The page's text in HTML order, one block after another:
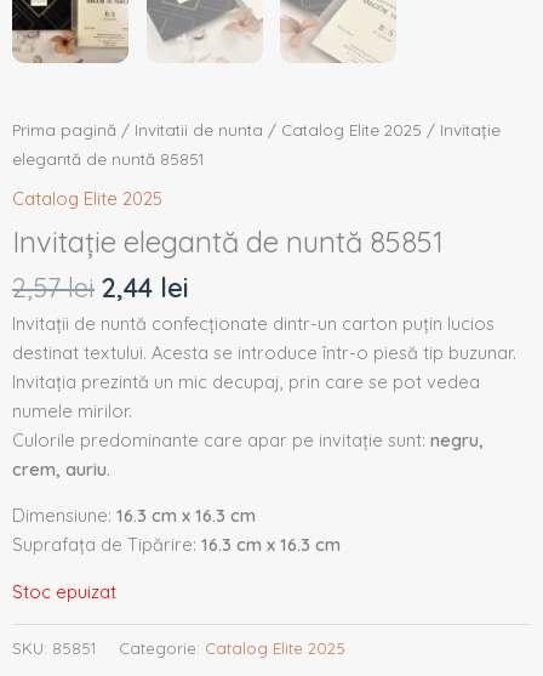
Prima pagină / Invitatii de nunta / Catalog Elite 2025 / Invitație
elegantă de nuntă 85851
Catalog Elite 2025
Invitație elegantă de nuntă 85851
2,57lei 2,44 lei
Invitații de nuntă confecționate dintr-un carton puțin lucios
destinat textului. Acesta se introduce într-o piesă tip buzunar.
Invitația prezintă un mic decupaj, prin care se pot vedea
numele mirilor.
Culorile predominante care apar pe invitație sunt: negru,
crem, auriu.
Dimensiune: 16.3 cm x 16.3 cm
Suprafața de Tipărire: 16.3 cm x 16.3 cm
Stoc epuizat
SKU: 85851 Categorie: Catalog Elite 2025